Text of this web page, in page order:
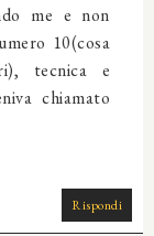
me e non
10(cosa
tecnica e
chiamato
Rispondi